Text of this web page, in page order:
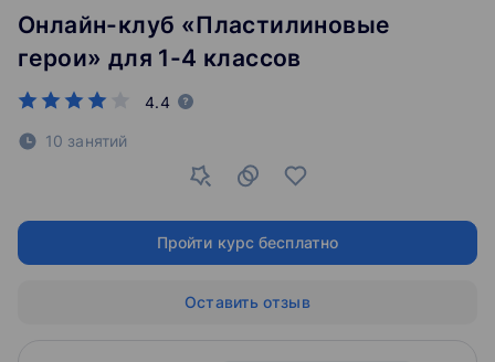
Онлайн-клуб «Пластилиновые
герои» для 1-4 классов
4.4
10 занятий
Пройти курс бесплатно
Оставить отзыв